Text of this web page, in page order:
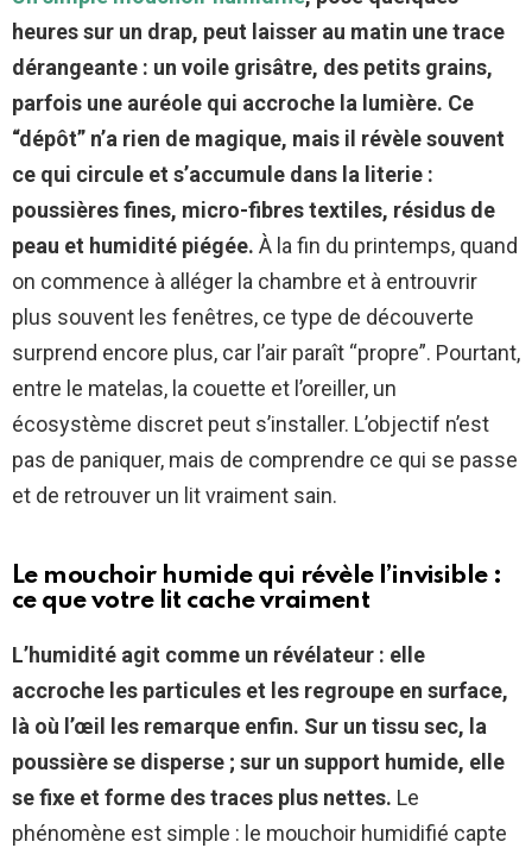
heures sur un drap, peut laisser au matin une trace
dérangeante : un voile grisâtre, des petits grains,
parfois une auréole qui accroche la lumière. Ce
“dépôt” n’a rien de magique, mais il révèle souvent
ce qui circule et s’accumule dans la literie :
poussières fines, micro-fibres textiles, résidus de
peau et humidité piégée. À la fin du printemps, quand
on commence à alléger la chambre et à entrouvrir
plus souvent les fenêtres, ce type de découverte
surprend encore plus, car l’air paraît “propre”. Pourtant,
entre le matelas, la couette et l’oreiller, un
écosystème discret peut s’installer. L’objectif n’est
pas de paniquer, mais de comprendre ce qui se passe
et de retrouver un lit vraiment sain.
Le mouchoir humide qui révèle l’invisible :
ce que votre lit cache vraiment
L’humidité agit comme un révélateur : elle
accroche les particules et les regroupe en surface,
là où l’œil les remarque enfin. Sur un tissu sec, la
poussière se disperse ; sur un support humide, elle
se fixe et forme des traces plus nettes. Le
phénomène est simple : le mouchoir humidifié capte